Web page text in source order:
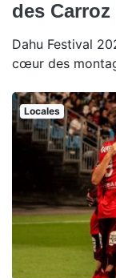
des Carroz
Dahu Festival
cœur des
Locales